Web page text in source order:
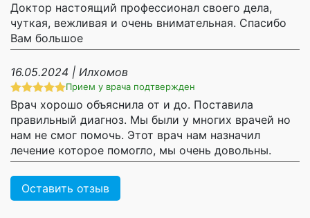
Доктор настоящий профессионал своего дела,
чуткая, вежливая и очень внимательная. Спасибо
Вам большое
16.05.2024 | Илхомов
Прием у врача подтвержден
Врач хорошо объяснила от и до. Поставила
правильный диагноз. Мы были у многих врачей но
нам не смог помочь. Этот врач нам назначил
лечение которое помогло, мы очень довольны.
Оставить отзыв